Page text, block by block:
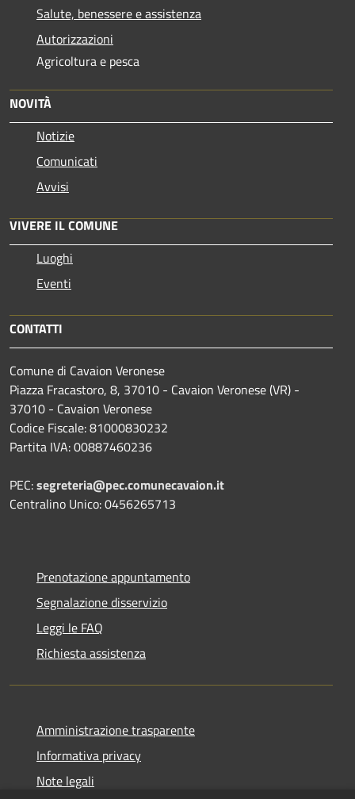
Salute, benessere e assistenza
Autorizzazioni
Agricoltura e pesca
NOVITÀ
Notizie
Comunicati
Avvisi
VIVERE IL COMUNE
Luoghi
Eventi
CONTATTI
Comune di Cavaion Veronese
Piazza Fracastoro, 8, 37010 - Cavaion Veronese (VR) -
37010 - Cavaion Veronese
Codice Fiscale: 81000830232
Partita IVA: 00887460236
PEC:segreteria@pec.comunecavaion.it
Centralino Unico: 0456265713
Prenotazione appuntamento
Segnalazione disservizio
Leggi le FAQ
Richiesta assistenza
Amministrazione trasparente
Informativa privacy
Note legali